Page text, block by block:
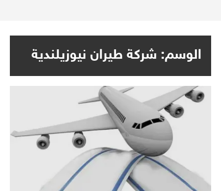
الوسم: شركة طيران نيوزيلندية